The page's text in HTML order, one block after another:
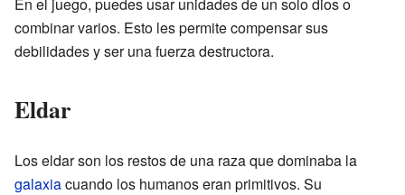
combinar varios. Esto les permite compensar sus
debilidades y ser una fuerza destructora.
Eldar
Los eldar son los restos de una raza que dominaba la
galaxiacuando los humanos eran primitivos. Su